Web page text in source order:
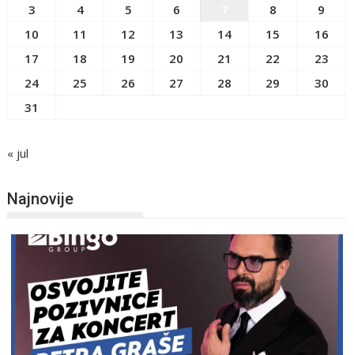
3
4 5 6 8
9
10
11 12 13 14 15
16
17
18 19 20 21 22
23
24
25 26 27 28 29
30
31
« jul
Najnovije